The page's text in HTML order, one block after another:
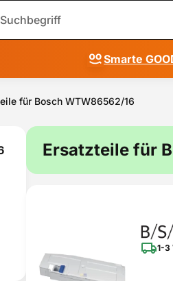
Smarte
für Bosch WTW86562/16
Ersatzteile für
1-3